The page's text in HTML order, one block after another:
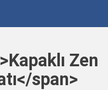
Zen
span>